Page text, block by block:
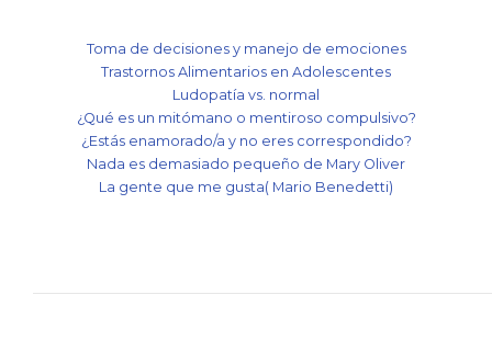
Toma de decisiones y manejo de emociones
Trastornos Alimentarios en Adolescentes
Ludopatía vs. normal
¿Qué es un mitómano o mentiroso compulsivo?
¿Estás enamorado/a y no eres correspondido?
Nada es demasiado pequeño de Mary Oliver
La gente que me gusta( Mario Benedetti)